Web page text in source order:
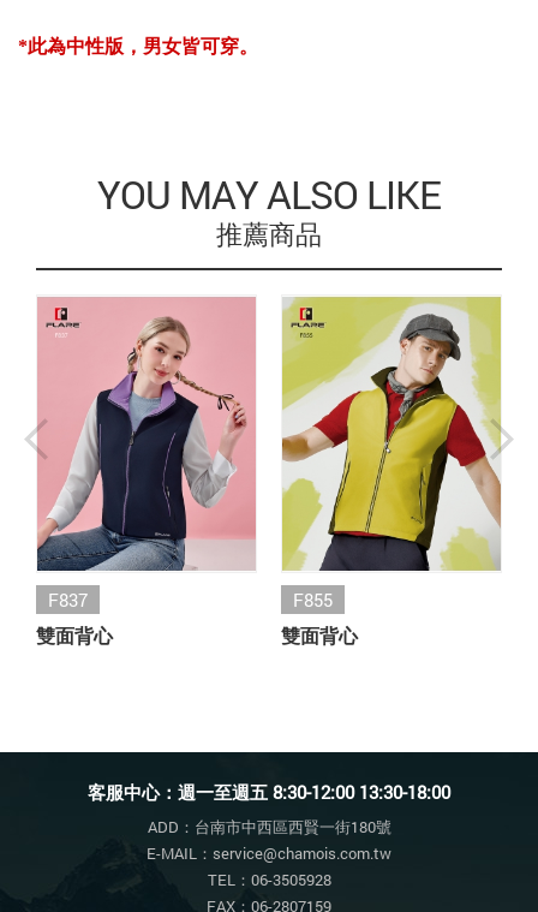
*此為中性版，男女皆可穿。
YOU MAY ALSO LIKE
推薦商品
F837
雙面背心
F855
雙面背心
客服中心：週一至週五 8:30-12:00 13:30-18:00
ADD：台南市中西區西賢一街180號
E-MAIL：service@chamois.com.tw
TEL：06-3505928
FAX：06-2807159